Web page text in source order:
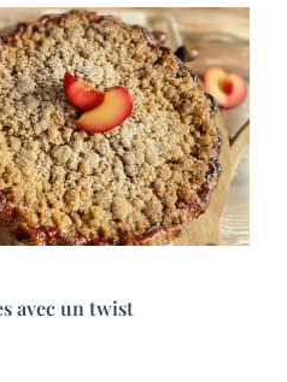
avec un twist